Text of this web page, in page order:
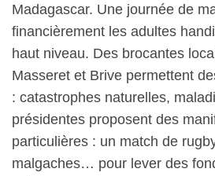
Madagascar. Une journée de
financièrement les adultes
haut niveau. Des brocantes
Masseret et Brive permettent
: catastrophes naturelles,
présidentes proposent des
particulières : un match de
malgaches… pour lever des